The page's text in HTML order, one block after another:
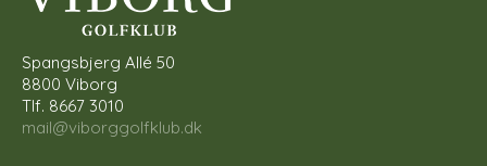
Spangsbjerg Allé 50
8800 Viborg
Tlf. 8667 3010
mail@viborggolfklub.dk